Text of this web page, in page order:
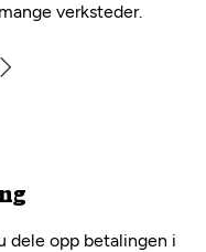
verksteder.
dele opp betalingen i